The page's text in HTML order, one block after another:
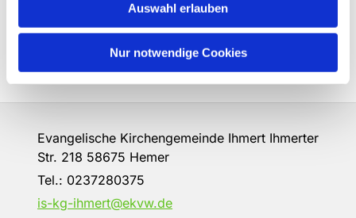
Auswahl erlauben
Nur notwendige Cookies
Evangelische Kirchengemeinde Ihmert Ihmerter
Str. 218 58675 Hemer
Tel.: 0237280375
is-kg-ihmert@ekvw.de